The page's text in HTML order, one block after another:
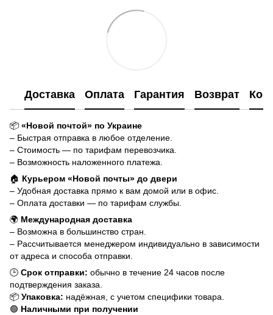
Доставка Оплата Гарантия Возврат
📦 «Новой почтой» по Украине
– Быстрая отправка в любое отделение.
– Стоимость — по тарифам перевозчика.
– Возможность наложенного платежа.
🏠 Курьером «Новой почты» до двери
– Удобная доставка прямо к вам домой или в офис.
– Оплата доставки — по тарифам службы.
🌍 Международная доставка
– Возможна в большинство стран.
– Рассчитывается менеджером индивидуально в зависимости
от адреса и способа отправки.
🕒 Срок отправки: обычно в течение 24 часов после
подтверждения заказа.
📦 Упаковка: надёжная, с учетом специфики товара.
🟢 Наличными при получении